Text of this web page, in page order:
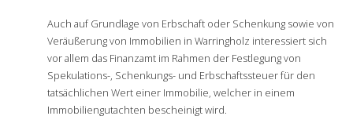
Auch auf Grundlage von Erbschaft oder Schenkung sowie von
Veräußerung von Immobilien in Warringholz interessiert sich
vor allem das Finanzamt im Rahmen der Festlegung von
Spekulations-, Schenkungs- und Erbschaftssteuer für den
tatsächlichen Wert einer Immobilie, welcher in einem
Immobiliengutachten bescheinigt wird.